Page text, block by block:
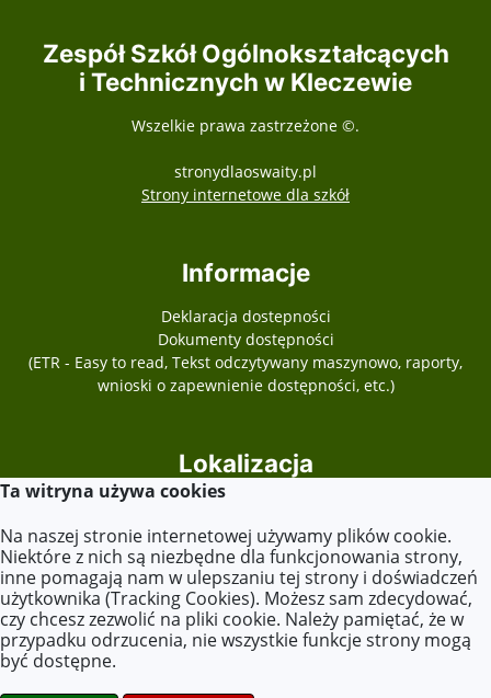
Zespół Szkół Ogólnokształcących
i Technicznych w Kleczewie
Wszelkie prawa zastrzeżone ©.
stronydlaoswaity.pl
Strony internetowe dla szkółotwiera się w
Informacje
Deklaracja dostepności
Dokumenty dostępności
(ETR - Easy to read, Tekst odczytywany maszynowo, raporty,
wnioski o zapewnienie dostępności, etc.)
Lokalizacja
62-540 Kleczew
Kontakt
Tel. +48 63 270 10 24
Ta witryna używa cookies
Na naszej stronie internetowej używamy plików cookie.
Niektóre z nich są niezbędne dla funkcjonowania strony,
inne pomagają nam w ulepszaniu tej strony i doświadczeń
użytkownika (Tracking Cookies). Możesz sam zdecydować,
czy chcesz zezwolić na pliki cookie. Należy pamiętać, że w
przypadku odrzucenia, nie wszystkie funkcje strony mogą
być dostępne.